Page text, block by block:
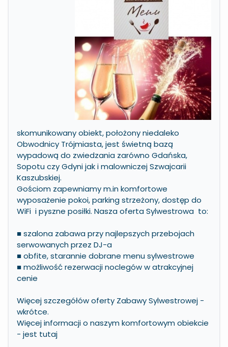
skomunikowany obiekt, położony niedaleko
Obwodnicy Trójmiasta, jest świetną bazą
wypadową do zwiedzania zarówno Gdańska,
Sopotu czy Gdyni jak i malowniczej Szwajcarii
Kaszubskiej.
Gościom zapewniamy m.in komfortowe
wyposażenie pokoi, parking strzeżony, dostęp do
WiFi i pyszne posiłki. Nasza oferta Sylwestrowa to:
■ szalona zabawa przy najlepszych przebojach
serwowanych przez DJ-a
■ obfite, starannie dobrane menu sylwestrowe
■ możliwość rezerwacji noclegów w atrakcyjnej
cenie
Więcej szczegółów oferty Zabawy Sylwestrowej -
wkrótce.
Więcej informacji o naszym komfortowym obiekcie
- jest tutaj